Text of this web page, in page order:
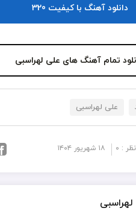
دانلود آهنگ با کیفیت 320
تمام آهنگ های علی لهراسبی
علی لهراسبی
نظر : ۰ ۱۸ شهریور ۱۴۰۴